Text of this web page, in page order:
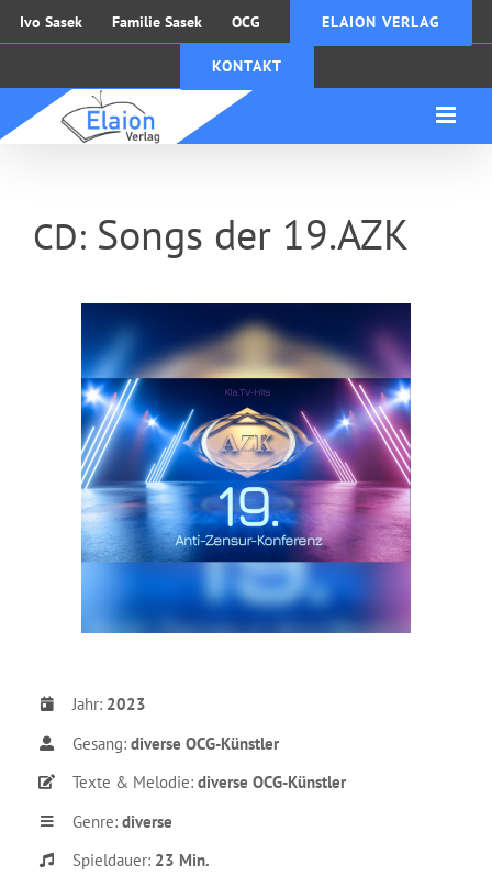
Zum
Inhalt
Ivo Sasek Familie Sasek OCG ELAION VERLAG
KONTAKT
CD: Songs der 19.AZK
Jahr: 2023
Gesang: diverse OCG-Künstler
Texte & Melodie: diverse OCG-Künstler
Genre: diverse
Spieldauer: 23 Min.